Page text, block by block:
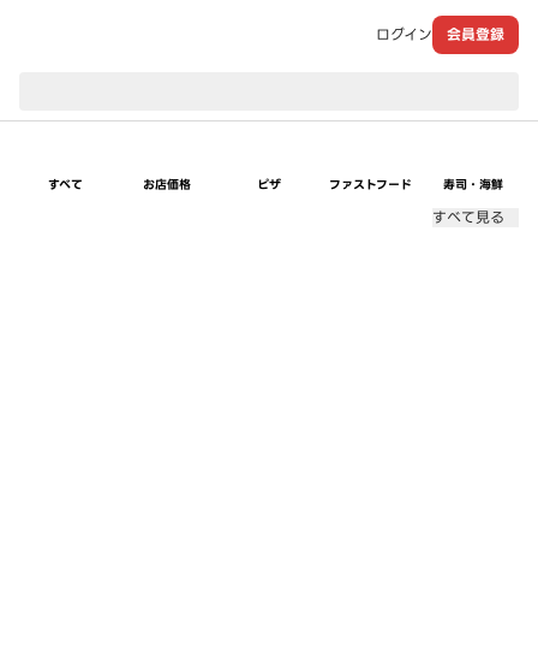
ログイン 会員登録
すべて お店価格 ピザ ファストフード 寿司・海鮮
すべて見る